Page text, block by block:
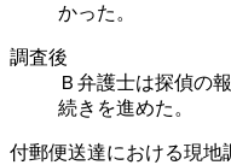
かった。
調査後
Ｂ弁護士は探偵の
続きを進めた。
付郵便送達における現地